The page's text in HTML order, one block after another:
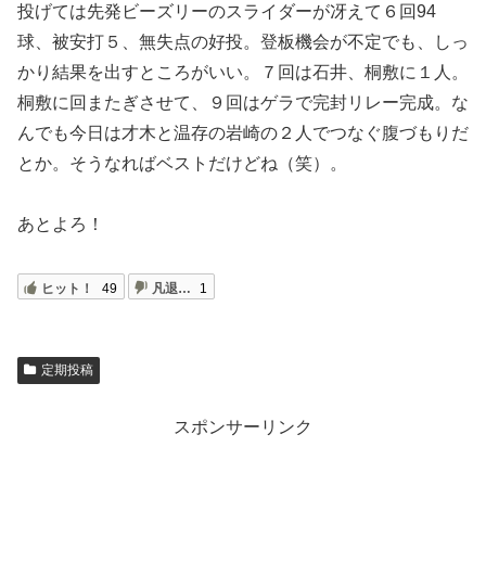
投げては先発ビーズリーのスライダーが冴えて６回94
球、被安打５、無失点の好投。登板機会が不定でも、しっ
かり結果を出すところがいい。７回は石井、桐敷に１人。
桐敷に回またぎさせて、９回はゲラで完封リレー完成。な
んでも今日は才木と温存の岩崎の２人でつなぐ腹づもりだ
とか。そうなればベストだけどね（笑）。
あとよろ！
ヒット！ 49 凡退… 1
定期投稿
スポンサーリンク